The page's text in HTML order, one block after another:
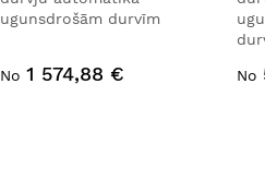
ugunsdrošām durvīm
No 1 574,88 € No